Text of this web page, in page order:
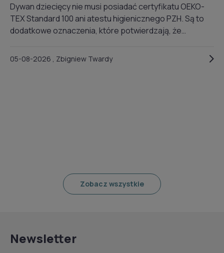
Dywan dziecięcy nie musi posiadać certyfikatu OEKO-
TEX Standard 100 ani atestu higienicznego PZH. Są to
dodatkowe oznaczenia, które potwierdzają, że
zostały przebadane albo poddane niezależnej ocenie.
Ułatwiają one jednak rodzicom świadomy wybór,
05-08-2026 , Zbigniew Twardy
Zobacz wszystkie
Newsletter